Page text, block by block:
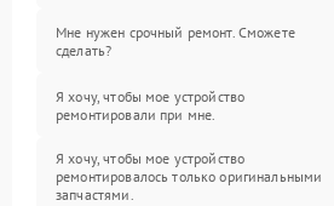
Мне нужен срочный ремонт. Сможете
сделать?
Я хочу, чтобы мое устройство
ремонтировали при мне.
Я хочу, чтобы мое устройство
ремонтировалось только оригинальными
запчастями.